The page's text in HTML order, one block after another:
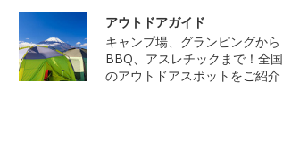
アウトドアガイド
キャンプ場、グランピングから
BBQ、アスレチックまで！全国
のアウトドアスポットをご紹介